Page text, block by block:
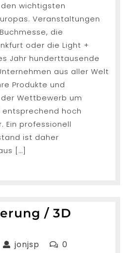
wichtigsten
Veranstaltungen
die
oder die Light +
Jahr hunderttausende
aus aller Welt
Produkte und
Wettbewerb um
hoch
Ein professionell
ist daher
[…]
/ 3D
Visualisierung
jonjsp jonjsp0